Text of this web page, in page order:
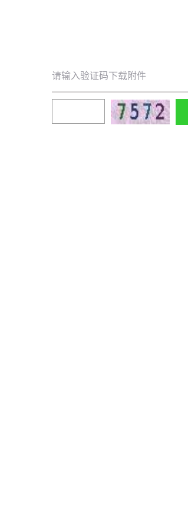
请输入验证码下载附件